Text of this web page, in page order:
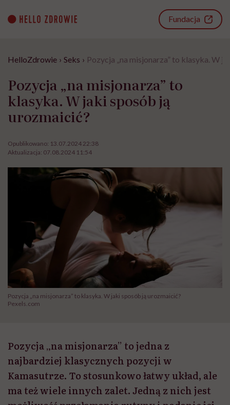
content
Fundacja
HelloZdrowie › Seks › Pozycja „na misjonarza” to klasyka. W
Pozycja „na misjonarza” to
klasyka. W jaki sposób ją
urozmaicić?
Opublikowano: 13.07.2024 22:38
Aktualizacja: 07.08.2024 11:54
Pozycja „na misjonarza” to klasyka. W jaki sposób ją urozmaicić?
Pexels.com
Pozycja „na misjonarza” to jedna z
najbardziej klasycznych pozycji w
Kamasutrze. To stosunkowo łatwy układ, ale
ma też wiele innych zalet. Jedną z nich jest